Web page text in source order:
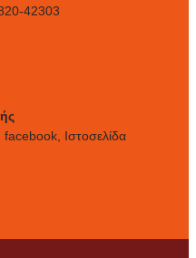
42303
Ιστοσελίδα